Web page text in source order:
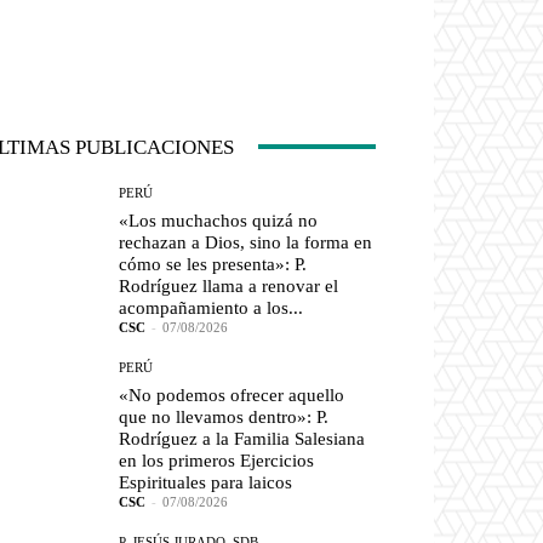
PUBLICACIONES
PERÚ
«Los muchachos quizá no
rechazan a Dios, sino la forma en
cómo se les presenta»: P.
Rodríguez llama a renovar el
acompañamiento a los...
CSC - 07/08/2026
PERÚ
«No podemos ofrecer aquello
que no llevamos dentro»: P.
Rodríguez a la Familia Salesiana
en los primeros Ejercicios
Espirituales para laicos
CSC - 07/08/2026